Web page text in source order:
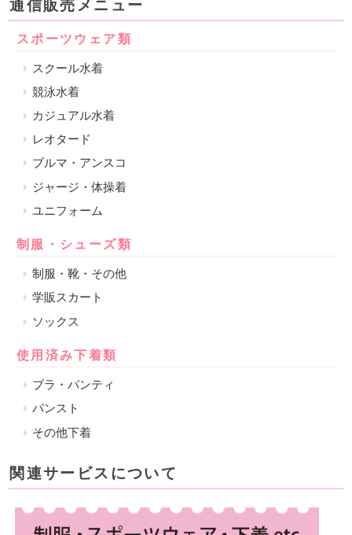
通信販売メニュー
スポーツウェア類
スクール水着
競泳水着
カジュアル水着
レオタード
ブルマ・アンスコ
ジャージ・体操着
ユニフォーム
制服・シューズ類
制服・靴・その他
学販スカート
ソックス
使用済み下着類
ブラ・パンティ
パンスト
その他下着
関連サービスについて